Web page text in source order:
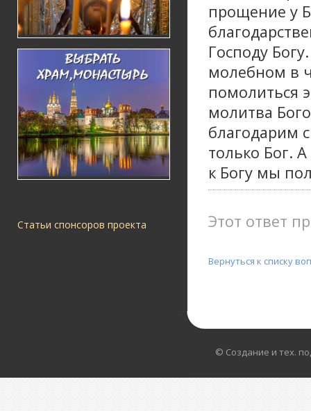
Статьи спонсоров проекта
прощение у
Господу
молебном в
помолиться
молитва
благодарим
только Бог.
к Богу мы
Этот ответ
Вернуться к списку
© Создание и тех.